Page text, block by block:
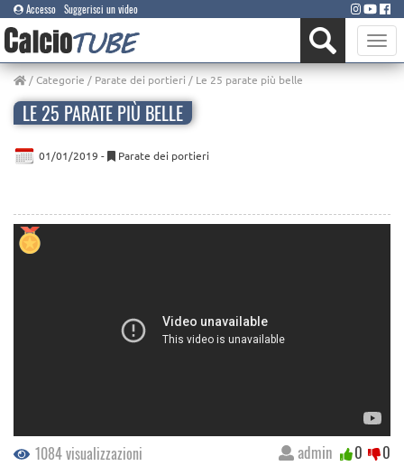
Accesso Suggerisci un video
Toggle
/Categorie / Parate dei portieri / Le 25 parate più belle
LE 25 PARATE PIÙ BELLE
01/01/2019 - Parate dei portieri
1084 visualizzazioni
admin 0 0